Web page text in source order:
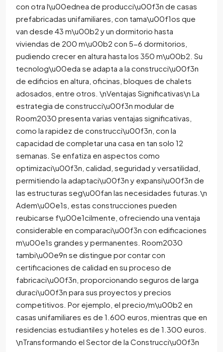
con otra l\u00ednea de producci\u00f3n de casas
prefabricadas unifamiliares, con tama\u00f1os que
van desde 43 m\u00b2 y un dormitorio hasta
viviendas de 200 m\u00b2 con 5-6 dormitorios,
pudiendo crecer en altura hasta los 350 m\u00b2. Su
tecnolog\u00eda se adapta a la construcci\u00f3n
de edificios en altura, oficinas, bloques de chalets
adosados, entre otros. \nVentajas Significativas\n La
estrategia de construcci\u00f3n modular de
Room2030 presenta varias ventajas significativas,
como la rapidez de construcci\u00f3n, con la
capacidad de completar una casa en tan solo 12
semanas. Se enfatiza en aspectos como
optimizaci\u00f3n, calidad, seguridad y versatilidad,
permitiendo la adaptaci\u00f3n y expansi\u00f3n de
las estructuras seg\u00fan las necesidades futuras.\n
Adem\u00e1s, estas construcciones pueden
reubicarse f\u00e1cilmente, ofreciendo una ventaja
considerable en comparaci\u00f3n con edificaciones
m\u00e1s grandes y permanentes. Room2030
tambi\u00e9n se distingue por contar con
certificaciones de calidad en su proceso de
fabricaci\u00f3n, proporcionando seguros de larga
duraci\u00f3n para sus proyectos y precios
competitivos. Por ejemplo, el precio/m\u00b2 en
casas unifamiliares es de 1.600 euros, mientras que en
residencias estudiantiles y hoteles es de 1.300 euros.
\nTransformando el Sector de la Construcci\u00f3n